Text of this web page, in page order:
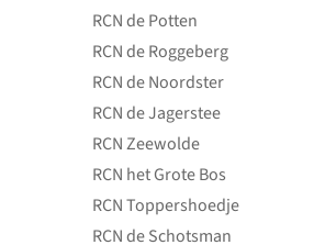
RCN de Potten
RCN de Roggeberg
RCN de Noordster
RCN de Jagerstee
RCN Zeewolde
RCN het Grote Bos
RCN Toppershoedje
RCN de Schotsman